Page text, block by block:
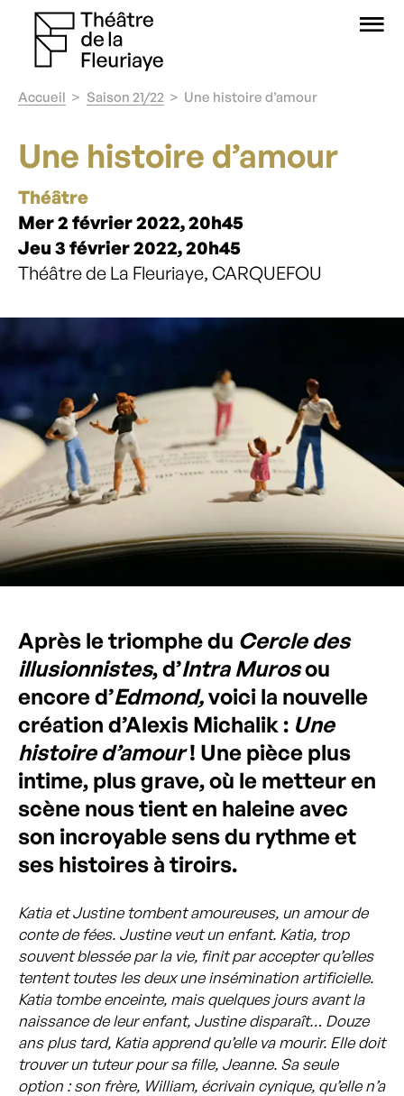
Accueil Saison 21/22 Une histoire d’amour
Une histoire d’amour
Théâtre
Mer 2 février 2022, 20h45
Jeu 3 février 2022, 20h45
Théâtre de La Fleuriaye, CARQUEFOU
Après le triomphe du Cercle des
illusionnistes, d’Intra Murosou
encore d’Edmond,voici la nouvelle
création d’Alexis Michalik : Une
histoire d’amour! Une pièce plus
intime, plus grave, où le metteur en
scène nous tient en haleine avec
son incroyable sens du rythme et
ses histoires à tiroirs.
Katia et Justine tombent amoureuses, un amour de
conte de fées. Justine veut un enfant. Katia, trop
souvent blessée par la vie, finit par accepter qu’elles
tentent toutes les deux une insémination artificielle.
Katia tombe enceinte, mais quelques jours avant la
naissance de leur enfant, Justine disparaît… Douze
ans plus tard, Katia apprend qu’elle va mourir. Elle doit
trouver un tuteur pour sa fille, Jeanne. Sa seule
option : son frère, William, écrivain cynique, qu’elle n’a